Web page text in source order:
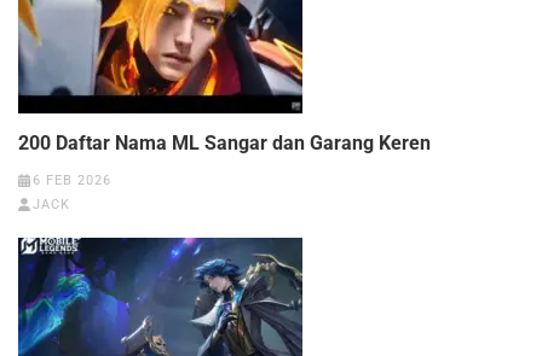
200 Daftar Nama ML Sangar dan Garang Keren
6 FEB 2026
JACK